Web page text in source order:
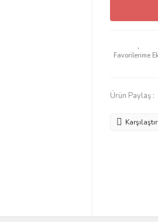
Ürün Paylaş :
Karşılaştır